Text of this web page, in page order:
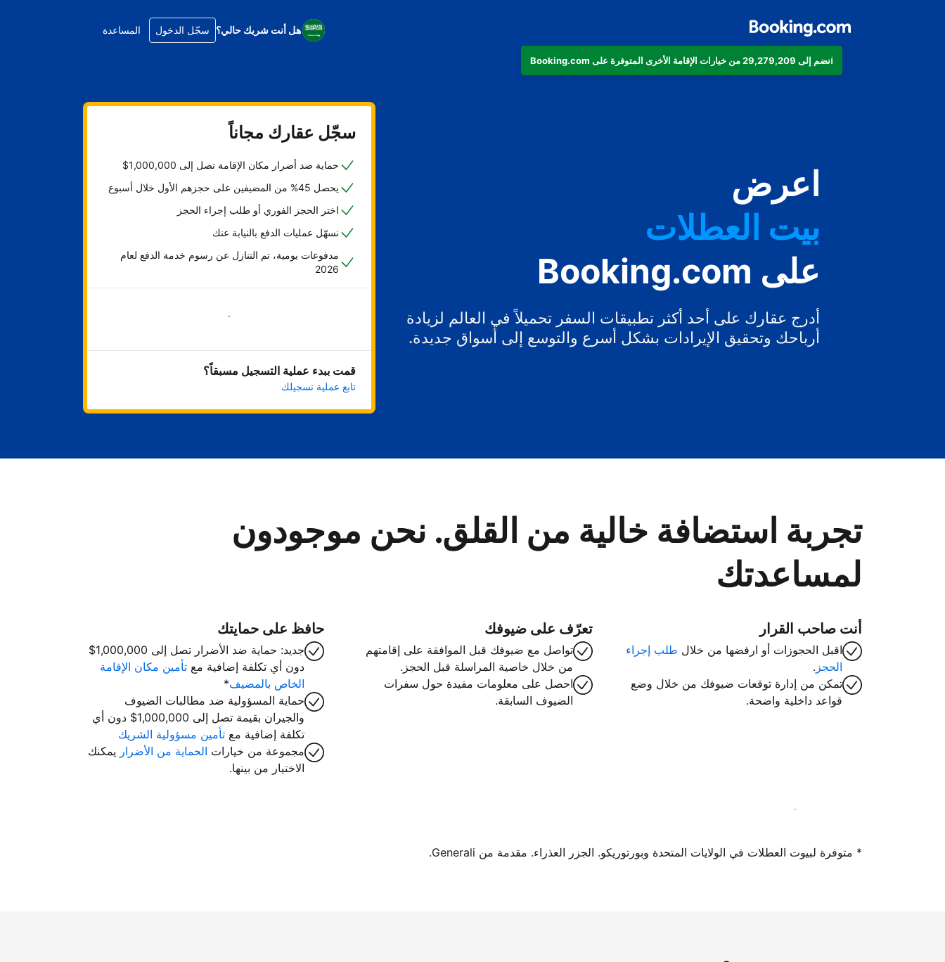
انضم إلى 29,279,209 من خيارات الإقامة الأخرى المتوفرة على Booking.com
هل أنت شريك حالي؟ سجّل الدخول المساعدة
اعرض
فندقك
بيت العطلات
شقتك الفندقية
منتجعك
على Booking.com
أدرج عقارك على أحد أكثر تطبيقات السفر تحميلاً في العالم لزيادة
أرباحك وتحقيق الإيرادات بشكل أسرع والتوسع إلى أسواق جديدة.
سجّل عقارك مجاناً
حماية ضد أضرار مكان الإقامة تصل إلى 1,000,000$
يحصل 45% من المضيفين على حجزهم الأول خلال أسبوع
اختر الحجز الفوري أو طلب إجراء الحجز
نسهّل عمليات الدفع بالنيابة عنك
مدفوعات يومية، تم التنازل عن رسوم خدمة الدفع لعام
2026
ابدأ الآن
قمت ببدء عملية التسجيل مسبقاً؟
تابع عملية تسجيلك
تجربة استضافة خالية من القلق. نحن موجودون
لمساعدتك
أنت صاحب القرار
اقبل الحجوزات أو ارفضها من خلال طلب إجراء
الحجز .
تمكن من إدارة توقعات ضيوفك من خلال وضع
قواعد داخلية واضحة.
تعرّف على ضيوفك
تواصل مع ضيوفك قبل الموافقة على إقامتهم
من خلال خاصية المراسلة قبل الحجز.
احصل على معلومات مفيدة حول سفرات
الضيوف السابقة.
حافظ على حمايتك
جديد: حماية ضد الأضرار تصل إلى 1,000,000$
دون أي تكلفة إضافية معتأمين مكان الإقامة
الخاص بالمضيف*
حماية المسؤولية ضد مطالبات الضيوف
والجيران بقيمة تصل إلى 1,000,000$ دون أي
تكلفة إضافية معتأمين مسؤولية الشريك
مجموعة من خيارات الحماية من الأضرار يمكنك
الاختيار من بينها.
سجِّل كمضيف لدينا اليوم
* متوفرة لبيوت العطلات في الولايات المتحدة وبورتوريكو. الجزر العذراء. مقدمة من Generali.